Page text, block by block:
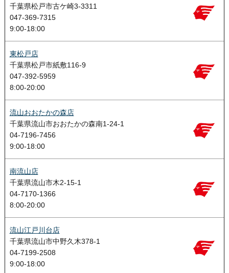
千葉県松戸市古ケ崎3-3311
047-369-7315
9:00-18:00
東松戸店
千葉県松戸市紙敷116-9
047-392-5959
8:00-20:00
流山おおたかの森店
千葉県流山市おおたかの森南1-24-1
04-7196-7456
9:00-18:00
南流山店
千葉県流山市木2-15-1
04-7170-1366
8:00-20:00
流山江戸川台店
千葉県流山市中野久木378-1
04-7199-2508
9:00-18:00